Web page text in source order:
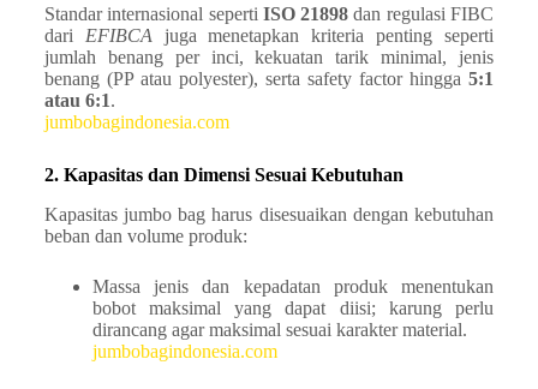
Standar internasional seperti ISO 21898 dan regulasi FIBC
dari EFIBCA juga menetapkan kriteria penting seperti
jumlah benang per inci, kekuatan tarik minimal, jenis
benang (PP atau polyester), serta safety factor hingga5:1
atau 6:1.
jumbobagindonesia.com
2. Kapasitas dan Dimensi Sesuai Kebutuhan
Kapasitas jumbo bag harus disesuaikan dengan kebutuhan
beban dan volume produk:
Massa jenis dan kepadatan produk menentukan
bobot maksimal yang dapat diisi; karung perlu
dirancang agar maksimal sesuai karakter material.
jumbobagindonesia.com